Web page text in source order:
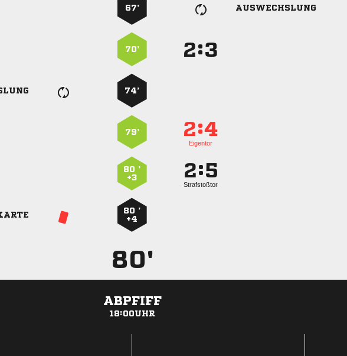
67’ AUSWECHSLUNG
70’ :
74’
79’ :
Eigentor
80 ’
+3
:
Strafstoßtor
80 ’
+4
80'
ABPFIFF
18:00UHR